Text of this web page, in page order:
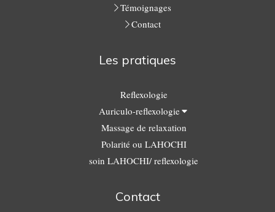
Témoignages
Contact
Les pratiques
Reflexologie
Auriculo-reflexologie
Massage de relaxation
Polarité ou LAHOCHI
soin LAHOCHI/ reflexologie
Contact